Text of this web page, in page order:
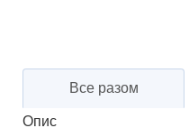
Все разом
Опис